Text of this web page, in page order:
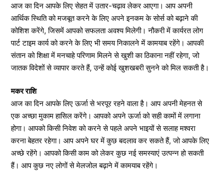
आज का दिन आपके लिए सेहत में उतार-चढ़ाव लेकर आएगा। आप अपनी
आर्थिक स्थिति को मजबूत करने के लिए अपने इनकम के सोर्स को बढ़ाने की
कोशिश करेंगे, जिसमें आपको सफलता अवश्य मिलेगी। नौकरी में कार्यरत लोग
पार्ट टाइम कार्य को करने के लिए भी समय निकालने में कामयाब रहेंगे। आपकी
संतान को शिक्षा में मनचाहे परिणाम मिलने से खुशी का ठिकाना नहीं रहेगा, जो
जातक विदेशों से व्यापार करते हैं, उन्हें कोई खुशखबरी सुनने को मिल सकती है।
मकर राशि
आज का दिन आपके लिए ऊर्जा से भरपूर रहने वाला है। आप अपनी मेहनत से
एक अच्छा मुकाम हासिल करेंगे। आपको अपने ऊर्जा को सही कामों में लगाना
होगा। आपको किसी निवेश को करने से पहले अपने भाइयों से सलाह मश्वरा
करना बेहतर रहेगा। आप अपने घर में कुछ बदलाव कर सकते हैं, जो आपके लिए
अच्छे रहेंगे। आपको किसी काम को लेकर कुछ नई समस्याएं उत्पन्न हो सकती
हैं। आप कुछ नए लोगों से मेलजोल बढ़ाने में कामयाब रहेंगे।